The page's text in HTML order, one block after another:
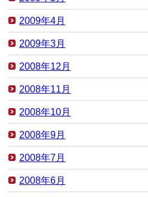
2009年4月
2009年3月
2008年12月
2008年11月
2008年10月
2008年9月
2008年7月
2008年6月